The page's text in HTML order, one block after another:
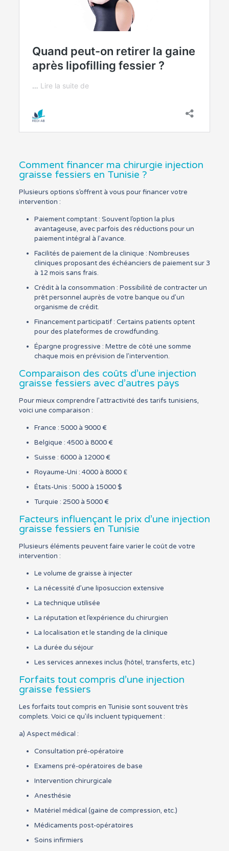
Comment financer ma chirurgie injection
graisse fessiers en Tunisie ?
Plusieurs options s’offrent à vous pour financer votre
intervention :
Paiement comptant : Souvent l’option la plus
avantageuse, avec parfois des réductions pour un
paiement intégral à l’avance.
Facilités de paiement de la clinique : Nombreuses
cliniques proposant des échéanciers de paiement sur 3
à 12 mois sans frais.
Crédit à la consommation : Possibilité de contracter un
prêt personnel auprès de votre banque ou d’un
organisme de crédit.
Financement participatif : Certains patients optent
pour des plateformes de crowdfunding.
Épargne progressive : Mettre de côté une somme
chaque mois en prévision de l’intervention.
Comparaison des coûts d’une injection
graisse fessiers avec d’autres pays
Pour mieux comprendre l’attractivité des tarifs tunisiens,
voici une comparaison :
France : 5000 à 9000 €
Belgique : 4500 à 8000 €
Suisse : 6000 à 12000 €
Royaume-Uni : 4000 à 8000 £
États-Unis : 5000 à 15000 $
Turquie : 2500 à 5000 €
Facteurs influençant le prix d’une injection
graisse fessiers en Tunisie
Plusieurs éléments peuvent faire varier le coût de votre
intervention :
Le volume de graisse à injecter
La nécessité d’une liposuccion extensive
La technique utilisée
La réputation et l’expérience du chirurgien
La localisation et le standing de la clinique
La durée du séjour
Les services annexes inclus (hôtel, transferts, etc.)
Forfaits tout compris d’une injection
graisse fessiers
Les forfaits tout compris en Tunisie sont souvent très
complets. Voici ce qu’ils incluent typiquement :
a) Aspect médical :
Consultation pré-opératoire
Examens pré-opératoires de base
Intervention chirurgicale
Anesthésie
Matériel médical (gaine de compression, etc.)
Médicaments post-opératoires
Soins infirmiers